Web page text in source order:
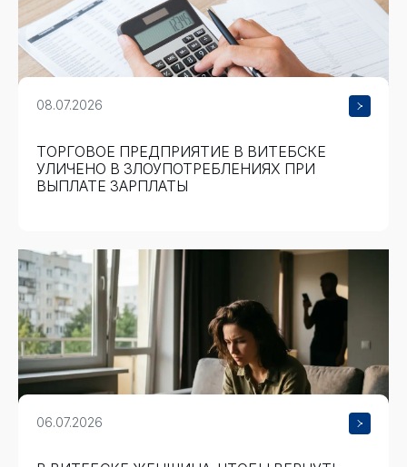
08.07.2026
ТОРГОВОЕ ПРЕДПРИЯТИЕ В ВИТЕБСКЕ
УЛИЧЕНО В ЗЛОУПОТРЕБЛЕНИЯХ ПРИ
ВЫПЛАТЕ ЗАРПЛАТЫ
06.07.2026